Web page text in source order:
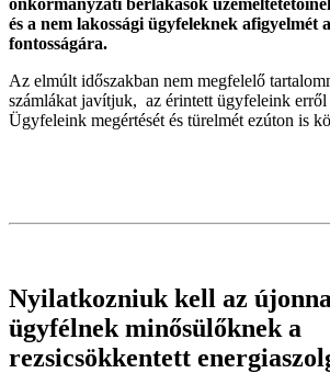
és a nem lakossági ügyfeleknek afigyelmét
fontosságára.
Az elmúlt időszakban nem megfelelő
számlákat javítjuk, az érintett ügyfeleink erről
Ügyfeleink megértését és türelmét ezúton is
Nyilatkozniuk kell az
ügyfélnek minősülőknek a
rezsicsökkentett